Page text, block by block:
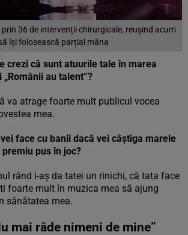
36 de intervenții chirurgicale, reușind acum
își folosească parțial mâna
crezi că sunt atuurile tale în marea
au talent”?
va atrage foarte mult publicul vocea
mea.
face cu banii dacă vei câștiga marele
pus în joc?
rând i-aș da tatei un rinichi, că tata face
foarte mult în muzica mea să ajung
sănătatea mea.
mai râde nimeni de mine”